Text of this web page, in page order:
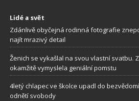
Lidé a svět
Zdánlivě obyčejná rodinná fotografie
najít mrazivý detail
Ženich se vykašlal na svou vlastní svatbu.
okamžitě vymyslela geniální pomstu
4letý chlapec ve školce upadl do
odnětí svobody